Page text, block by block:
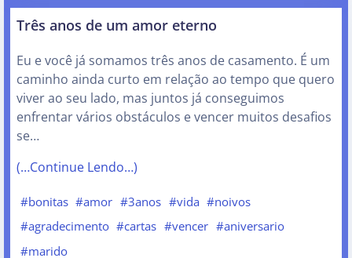
Três anos de um amor eterno
Eu e você já somamos três anos de casamento. É um
caminho ainda curto em relação ao tempo que quero
viver ao seu lado, mas juntos já conseguimos
enfrentar vários obstáculos e vencer muitos desafios
se…
(…Continue Lendo…)
#bonitas #amor #3anos #vida #noivos
#agradecimento #cartas #vencer #aniversario
#marido